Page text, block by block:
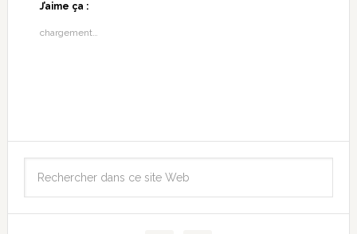
J’aime ça :
chargement…